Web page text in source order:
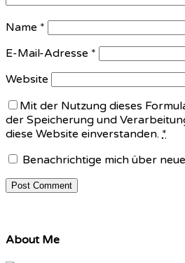
Name *
E-Mail-Adresse *
Website
Mit der Nutzung dieses
der Speicherung und
diese Website einverstanden. *
Benachrichtige mich über
About Me